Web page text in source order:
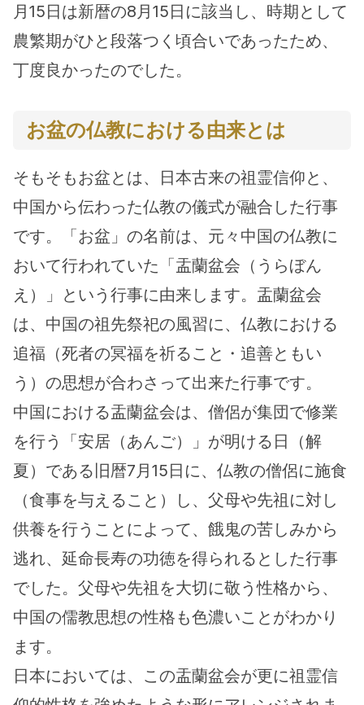
月15日は新暦の8月15日に該当し、時期として
農繁期がひと段落つく頃合いであったため、
丁度良かったのでした。
お盆の仏教における由来とは
そもそもお盆とは、日本古来の祖霊信仰と、
中国から伝わった仏教の儀式が融合した行事
です。「お盆」の名前は、元々中国の仏教に
おいて行われていた「盂蘭盆会（うらぼん
え）」という行事に由来します。盂蘭盆会
は、中国の祖先祭祀の風習に、仏教における
追福（死者の冥福を祈ること・追善ともい
う）の思想が合わさって出来た行事です。
中国における盂蘭盆会は、僧侶が集団で修業
を行う「安居（あんご）」が明ける日（解
夏）である旧暦7月15日に、仏教の僧侶に施食
（食事を与えること）し、父母や先祖に対し
供養を行うことによって、餓鬼の苦しみから
逃れ、延命長寿の功徳を得られるとした行事
でした。父母や先祖を大切に敬う性格から、
中国の儒教思想の性格も色濃いことがわかり
ます。
日本においては、この盂蘭盆会が更に祖霊信